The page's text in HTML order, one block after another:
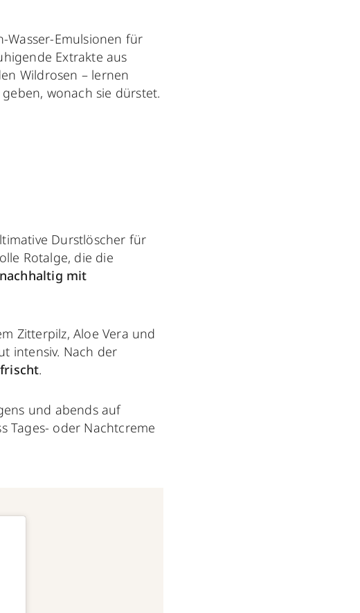
Wasser-Emulsionen für
Extrakte aus
Wildrosen – lernen
wonach sie dürstet.
Durstlöscher für
Rotalge, die die
nachhaltig mit
Zitterpilz, Aloe Vera und
intensiv. Nach der
.
und abends auf
Tages- oder Nachtcreme